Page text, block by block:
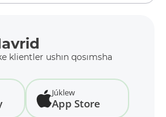
klientler ushın qosımsha
Júklew
App Store